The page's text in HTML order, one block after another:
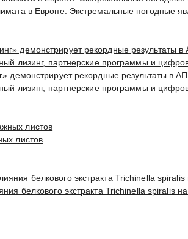
в Европе: Экстремальные погодные
демонстрирует рекордные результаты в
лизинг, партнерские программы и
листов
белкового экстракта Trichinella spiralis